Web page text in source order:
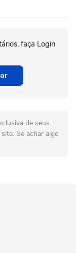
faça Login
de seus
Se achar algo